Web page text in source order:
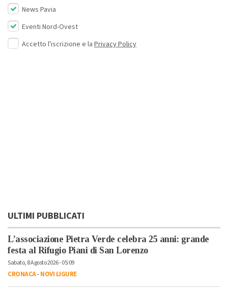
News Pavia
Eventi Nord-Ovest
Accetto l'iscrizione e la Privacy Policy
ULTIMI PUBBLICATI
L’associazione Pietra Verde celebra 25 anni: grande
festa al Rifugio Piani di San Lorenzo
Sabato, 8 Agosto 2026 - 05:09
CRONACA-NOVI LIGURE